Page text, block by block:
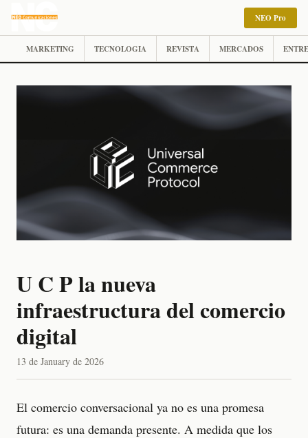
NEO Pro
MARKETING TECNOLOGIA REVISTA MERCADOS
U C P la nueva
infraestructura del comercio
digital
13 de January de 2026
El comercio conversacional ya no es una promesa
futura: es una demanda presente. A medida que los